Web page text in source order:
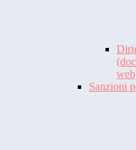
Sanzioni